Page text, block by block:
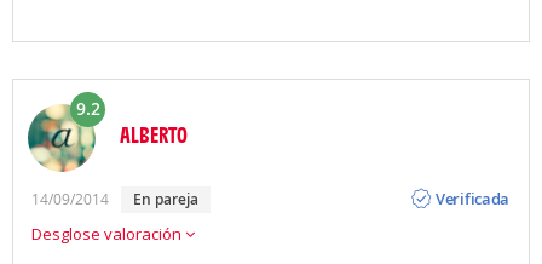
9.2
ALBERTO
14/09/2014 en pareja
Verificada
Desglose valoración